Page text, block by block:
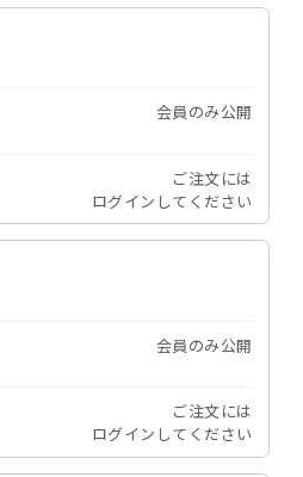
会員のみ公開
ご注文には
ログイン してください
会員のみ公開
ご注文には
ログイン してください